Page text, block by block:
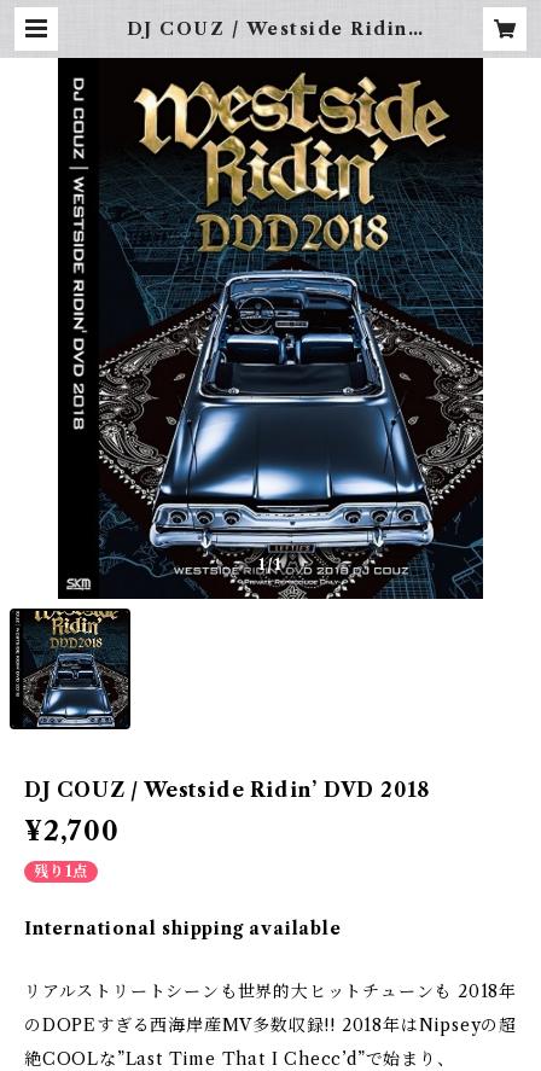
DJ COUZ / Westside Ridin’
TREET WEAR-
1/1
DJ COUZ / Westside Ridin’ DVD 2018
¥2,700
残り1点
International shipping available
リアルストリートシーンも世界的大ヒットチューンも 2018年
のDOPEすぎる西海岸産MV多数収録!! 2018年はNipseyの超
絶COOLな”Last Time That I Checc’d”で始まり、